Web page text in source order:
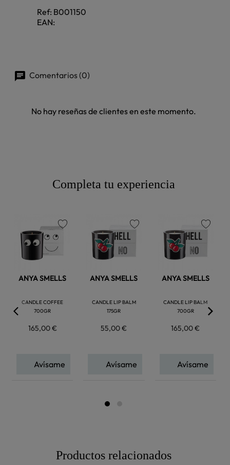
Ref: B001150
EAN:
Comentarios (0)
No hay reseñas de clientes en este momento.
Completa tu experiencia
ANYA SMELLS
CANDLE COFFEE
700GR
165,00 €
favorite
Avísame
ANYA SMELLS
CANDLE LIP BALM
175GR
55,00 €
Avísame
ANYA SMELLS
CANDLE LIP BALM
700GR
165,00 €
Avísame
Productos relacionados